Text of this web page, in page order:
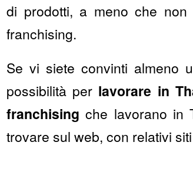
di prodotti, a meno che
franchising.
Se vi siete convinti almeno
possibilità per lavorare in
franchising che lavorano in
trovare sul web, con relativi